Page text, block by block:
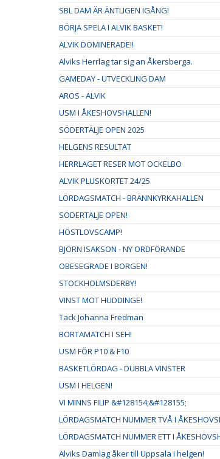
SBL DAM ÄR ÄNTLIGEN IGÅNG!
BÖRJA SPELA I ALVIK BASKET!
ALVIK DOMINERADE!!
Alviks Herrlag tar sig an Åkersberga.
GAMEDAY - UTVECKLING DAM
AROS - ALVIK
USM I ÅKESHOVSHALLEN!
SÖDERTÄLJE OPEN 2025
HELGENS RESULTAT
HERRLAGET RESER MOT OCKELBO
ALVIK PLUSKORTET 24/25
LÖRDAGSMATCH - BRÄNNKYRKAHALLEN
SÖDERTÄLJE OPEN!
HÖSTLOVSCAMP!
BJÖRN ISAKSON - NY ORDFÖRANDE
OBESEGRADE I BORGEN!
STOCKHOLMSDERBY!
VINST MOT HUDDINGE!
Tack Johanna Fredman
BORTAMATCH I SEH!
USM FÖR P10 & F10
BASKETLÖRDAG - DUBBLA VINSTER
USM I HELGEN!
VI MINNS FILIP &#128154;&#128155;
LÖRDAGSMATCH NUMMER TVÅ I
LÖRDAGSMATCH NUMMER ETT I
Alviks Damlag åker till Uppsala i helgen!